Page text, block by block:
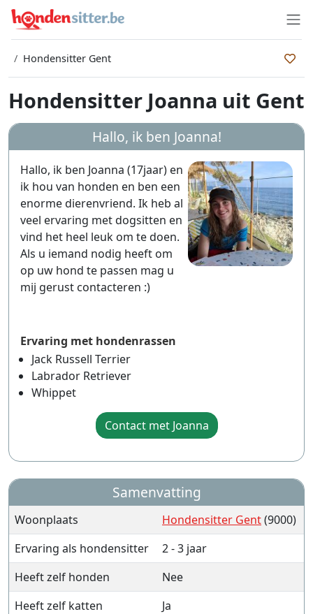
Hondensitter Gent
Hondensitter Joanna uit Gent
Hallo, ik ben Joanna!
Hallo, ik ben Joanna (17jaar) en
ik hou van honden en ben een
enorme dierenvriend. Ik heb al
veel ervaring met dogsitten en
vind het heel leuk om te doen.
Als u iemand nodig heeft om
op uw hond te passen mag u
mij gerust contacteren :)
Ervaring met hondenrassen
Jack Russell Terrier
Labrador Retriever
Whippet
Contact met Joanna
Samenvatting
Woonplaats Hondensitter Gent(9000)
Ervaring als hondensitter
2 - 3 jaar
Heeft zelf honden
Nee
Heeft zelf katten
Ja